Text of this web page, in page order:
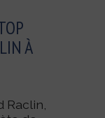
À
Raclin,